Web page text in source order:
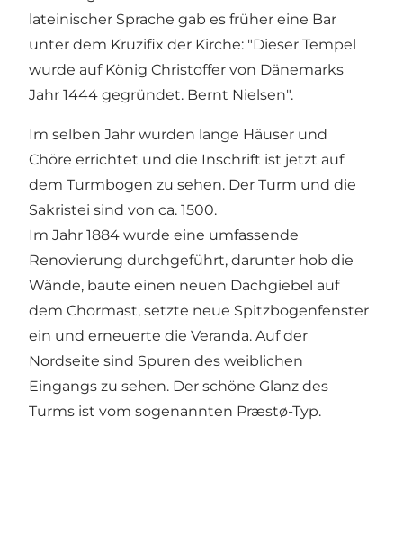
lateinischer Sprache gab es früher eine Bar
unter dem Kruzifix der Kirche: "Dieser Tempel
wurde auf König Christoffer von Dänemarks
Jahr 1444 gegründet. Bernt Nielsen".
Im selben Jahr wurden lange Häuser und
Chöre errichtet und die Inschrift ist jetzt auf
dem Turmbogen zu sehen. Der Turm und die
Sakristei sind von ca. 1500.
Im Jahr 1884 wurde eine umfassende
Renovierung durchgeführt, darunter hob die
Wände, baute einen neuen Dachgiebel auf
dem Chormast, setzte neue Spitzbogenfenster
ein und erneuerte die Veranda. Auf der
Nordseite sind Spuren des weiblichen
Eingangs zu sehen. Der schöne Glanz des
Turms ist vom sogenannten Præstø-Typ.